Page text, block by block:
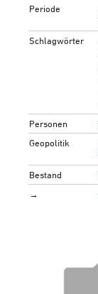
Periode
Schlagwörter
Personen
Geopolitik
Bestand
→